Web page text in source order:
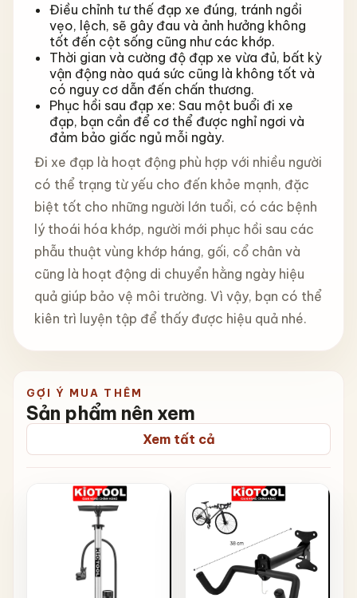
Điều chỉnh tư thế đạp xe đúng, tránh ngồi
vẹo, lệch, sẽ gây đau và ảnh hưởng không
tốt đến cột sống cũng như các khớp.
Thời gian và cường độ đạp xe vừa đủ, bất kỳ
vận động nào quá sức cũng là không tốt và
có nguy cơ dẫn đến chấn thương.
Phục hồi sau đạp xe: Sau một buổi đi xe
đạp, bạn cần để cơ thể được nghỉ ngơi và
đảm bảo giấc ngủ mỗi ngày.
Đi xe đạp là hoạt động phù hợp với nhiều người
có thể trạng từ yếu cho đến khỏe mạnh, đặc
biệt tốt cho những người lớn tuổi, có các bệnh
lý thoái hóa khớp, người mới phục hồi sau các
phẫu thuật vùng khớp háng, gối, cổ chân và
cũng là hoạt động di chuyển hằng ngày hiệu
quả giúp bảo vệ môi trường. Vì vậy, bạn có thể
kiên trì luyện tập để thấy được hiệu quả nhé.
GỢI Ý MUA THÊM
Sản phẩm nên xem
Xem tất cả